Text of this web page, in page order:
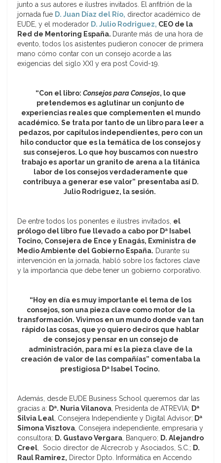
junto a sus autores e ilustres invitados. El anfitrión de la
jornada fue D. Juan Díaz del Río, director académico de
EUDE, y el moderador D. Julio Rodriguez, CEO de la
Red de Mentoring España. Durante más de una hora de
evento, todos los asistentes pudieron conocer de primera
mano cómo contar con un consejo acorde a las
exigencias del siglo XXI y era post Covid-19.
“Con el libro: Consejos para Consejos, lo que
pretendemos es aglutinar un conjunto de
experiencias reales que complementen el mundo
académico. Se trata por tanto de un libro para leer a
pedazos, por capítulos independientes, pero con un
hilo conductor que es la temática de los consejos y
sus consejeros. Lo que hoy buscamos con nuestro
trabajo es aportar un granito de arena a la titánica
labor de los consejos verdaderamente que
contribuya a generar ese valor” presentaba así D.
Julio Rodriguez, la sesión.
De entre todos los ponentes e ilustres invitados, el
prólogo del libro fue llevado a cabo por Dª Isabel
Tocino, Consejera de Ence y Enagás, Exministra de
Medio Ambiente del Gobierno España. Durante su
intervención en la jornada, habló sobre los factores clave
y la importancia que debe tener un gobierno corporativo.
“Hoy en día es muy importante el tema de los
consejos, son una pieza clave como motor de la
transformación. Vivimos en un mundo donde van tan
rápido las cosas, que yo quiero deciros que hablar
de consejos y pensar en un consejo de
administración, para mí es la pieza clave de la
creación de valor de las compañías” comentaba la
prestigiosa Dª Isabel Tocino.
Además, desde EUDE Business School queremos dar las
gracias a: Dª. Nuria Vilanova, Presidenta de ATREVIA; Dª
Silvia Leal, Consejera Independiente y Digital Advisor; Dª
Simona Visztova, Consejera independiente, empresaria y
consultora; D. Gustavo Vergara, Banquero; D. Alejandro
Creel, Socio director de Alcrecrob y Asociados, S.C.; D.
Raul Ramirez, Director Dpto. Informática en Accendo